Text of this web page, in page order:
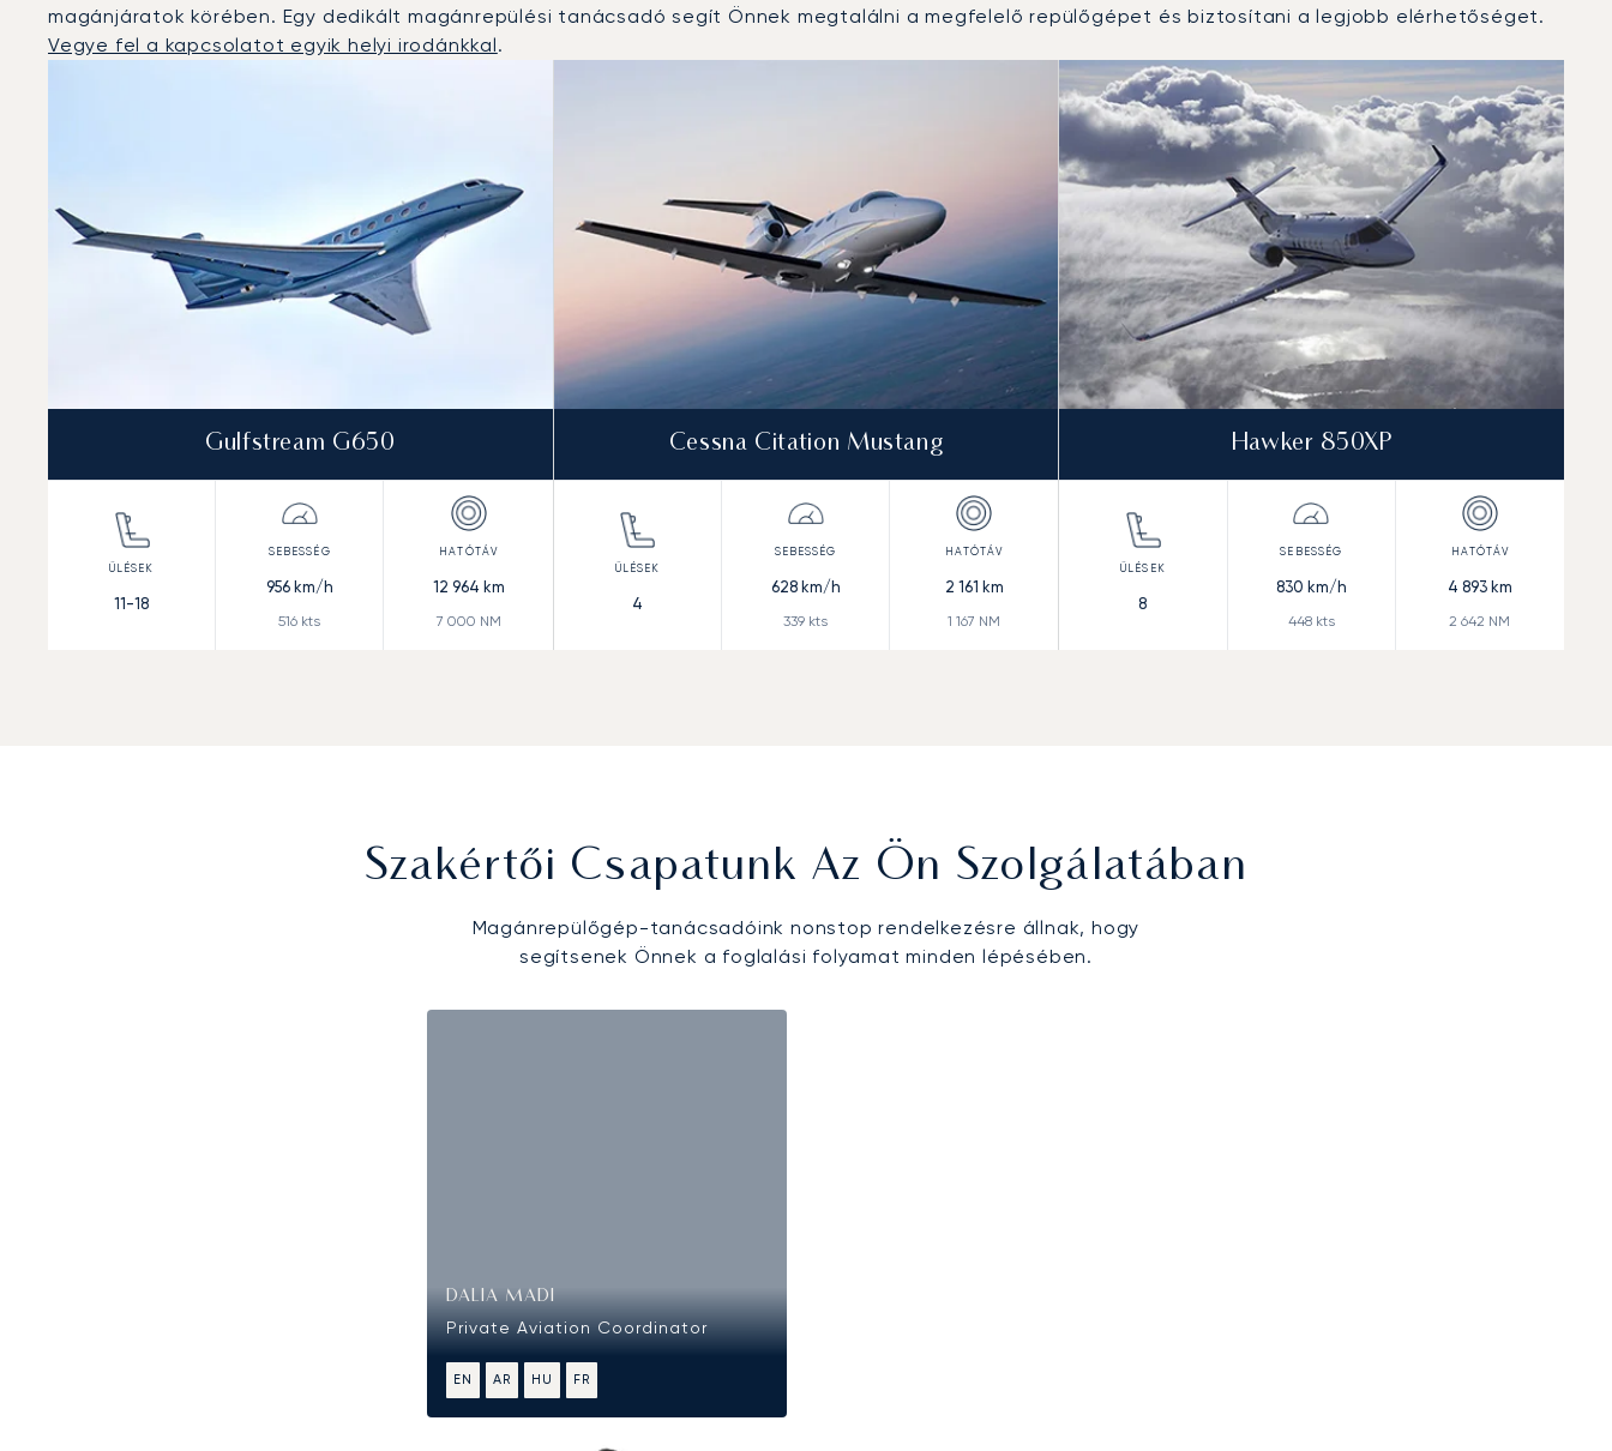
magánjáratok körében. Egy dedikált magánrepülési tanácsadó segít Önnek megtalálni a megfelelő repülőgépet és biztosítani a legjobb elérhetőséget.
Vegye fel a kapcsolatot egyik helyi irodánkkal.
Gulfstream G650
11-18
956km/h
516 kts
12 964 km
7 000 NM
Cessna Citation Mustang
4
628km/h
339 kts
2 161 km
1 167 NM
Hawker 850XP
8
830 km/h
448kts
4 893km
2 642 NM
Szakértői Csapatunk Az Ön Szolgálatában
Magánrepülőgép-tanácsadóink nonstop rendelkezésre állnak, hogy
segítsenek Önnek a foglalási folyamat minden lépésében.
DALIA MADI
Private Aviation Coordinator
EN AR HU FR